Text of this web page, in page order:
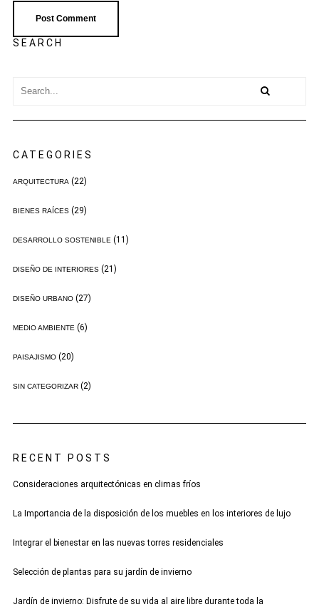
SEARCH
CATEGORIES
ARQUITECTURA (22)
BIENES RAÍCES(29)
DESARROLLO SOSTENIBLE (11)
DISEÑO DE INTERIORES(21)
DISEÑO URBANO(27)
MEDIO AMBIENTE (6)
PAISAJISMO(20)
SIN CATEGORIZAR(2)
RECENT POSTS
Consideraciones arquitectónicas en climas fríos
La Importancia de la disposición de los muebles en los interiores de lujo
Integrar el bienestar en las nuevas torres residenciales
Selección de plantas para su jardín de invierno
Jardín de invierno: Disfrute de su vida al aire libre durante toda la